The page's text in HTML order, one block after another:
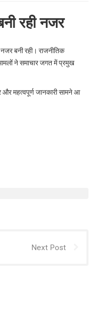
रही नजर
बनी रही। राजनीतिक
ने समाचार जगत में प्रमुख
और महत्वपूर्ण जानकारी सामने आ
Next Post